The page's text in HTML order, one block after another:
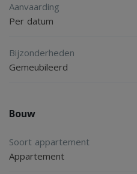
- Floor cooling
- Balcony
- Bike storage space
Appliances:
- Freezer: Available
- Dishwasher: Available
Aanvaarding
Per datum
Bijzonderheden
Gemeubileerd
Bouw
Soort appartement
Appartement